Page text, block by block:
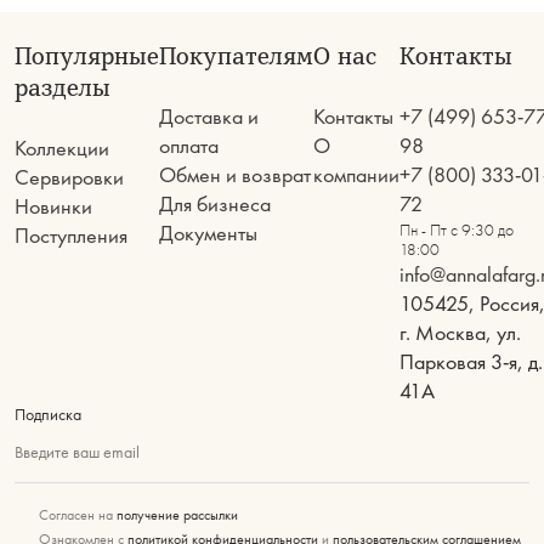
Популярные
разделы
Коллекции
Сервировки
Новинки
Поступления
Покупателям
Доставка и
оплата
Обмен и возврат
Для бизнеса
Документы
О нас
Контакты
О
компании
Контакты
+7 (499) 653-
98
+7 (800) 333-
72
Пн - Пт с 9:30 до
18:00
105425, Россия,
г. Москва, ул.
Парковая 3-я, д.
41А
Подписка
Введите ваш email
Согласен на получение рассылки
Ознакомлен с политикой конфиденциальности и пользовательским соглашением